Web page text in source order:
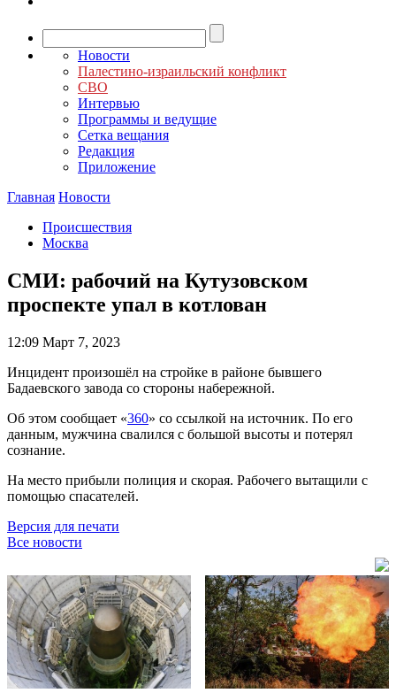
Новости
Палестино-израильский конфликт
СВО
Интервью
Программы и ведущие
Сетка вещания
Редакция
Приложение
Главная Новости
Происшествия
Москва
СМИ: рабочий на Кутузовском
проспекте упал в котлован
12:09 Март 7, 2023
Инцидент произошёл на стройке в районе бывшего
Бадаевского завода со стороны набережной.
Об этом сообщает «360» со ссылкой на источник. По его
данным, мужчина свалился с большой высоты и потерял
сознание.
На место прибыли полиция и скорая. Рабочего вытащили с
помощью спасателей.
Версия для печати
Все новости